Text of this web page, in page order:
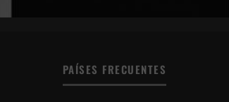
PAÍSES FRECUENTES